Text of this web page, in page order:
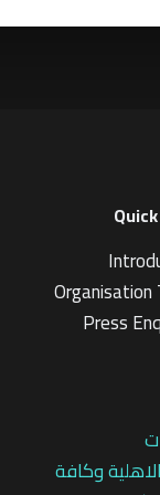
Organisation
Press
وكافة